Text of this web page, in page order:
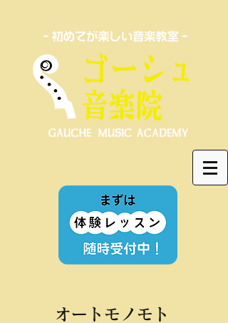
オートモノモト